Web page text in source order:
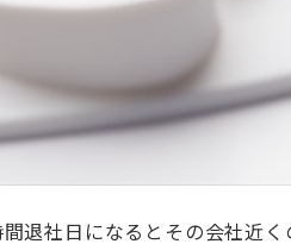
退社日になるとその会社近